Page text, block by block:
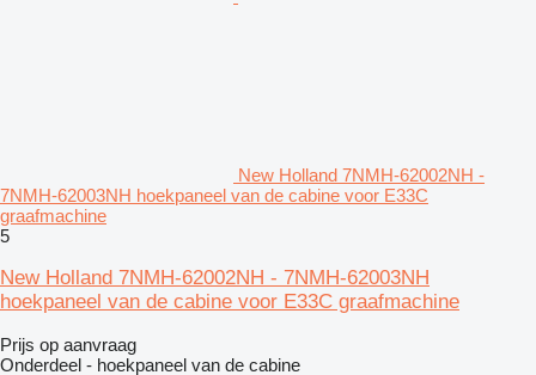
New Holland 7NMH-62002NH -
7NMH-62003NH hoekpaneel van de cabine voor E33C
graafmachine
5
New Holland 7NMH-62002NH - 7NMH-62003NH
hoekpaneel van de cabine voor E33C graafmachine
Prijs op aanvraag
Onderdeel - hoekpaneel van de cabine